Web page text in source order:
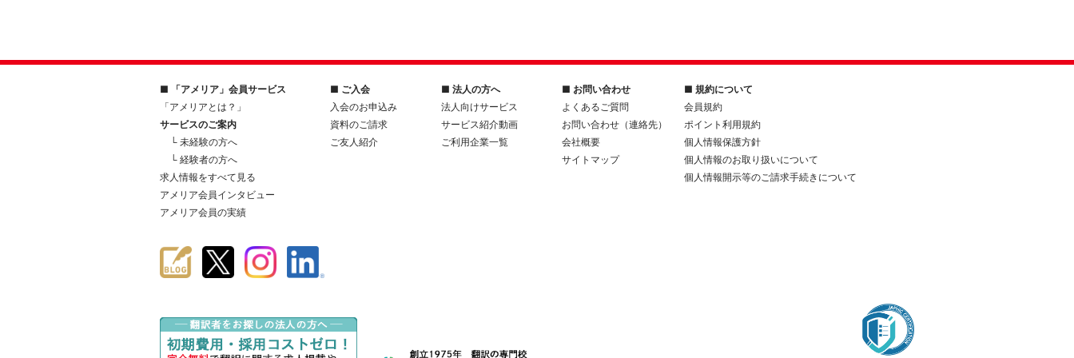
■ 「アメリア」会員サービス
「アメリアとは？」
サービスのご案内
└ 未経験の方へ
└ 経験者の方へ
求人情報をすべて見る
アメリア会員インタビュー
アメリア会員の実績
■ ご入会
入会のお申込み
資料のご請求
ご友人紹介
■ 法人の方へ
法人向けサービス
サービス紹介動画
ご利用企業一覧
■ お問い合わせ
よくあるご質問
お問い合わせ（連絡先）
会社概要
サイトマップ
■ 規約について
会員規約
ポイント利用規約
個人情報保護方針
個人情報のお取り扱いについて
個人情報開示等のご請求手続きについて